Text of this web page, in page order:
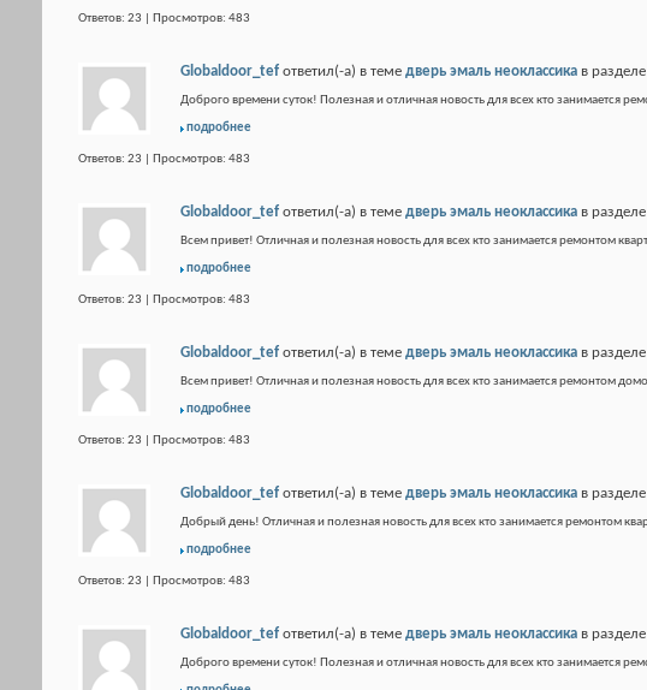
Ответов: 23 | Просмотров: 483
Globaldoor_tef ответил(-а) в теме дверь эмаль неоклассика в разделе
Доброго времени суток! Полезная и отличная новость для всех кто занимается
подробнее
Ответов: 23 | Просмотров: 483
Globaldoor_tef ответил(-а) в теме дверь эмаль неоклассика в разделе
Всем привет! Отличная и полезная новость для всех кто занимается ремонтом
подробнее
Ответов: 23 | Просмотров: 483
Globaldoor_tef ответил(-а) в теме дверь эмаль неоклассика в разделе
Всем привет! Отличная и полезная новость для всех кто занимается ремонтом
подробнее
Ответов: 23 | Просмотров: 483
Globaldoor_tef ответил(-а) в теме дверь эмаль неоклассика в разделе
Добрый день! Отличная и полезная новость для всех кто занимается ремонтом
подробнее
Ответов: 23 | Просмотров: 483
Globaldoor_tef ответил(-а) в теме дверь эмаль неоклассика в разделе
Доброго времени суток! Полезная и отличная новость для всех кто занимается